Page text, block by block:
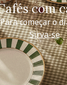
com
Para começar o
Sirva-se